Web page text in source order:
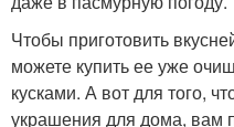
Чтобы приготовить
можете купить ее уже
кусками. А вот для того,
украшения для дома, вам